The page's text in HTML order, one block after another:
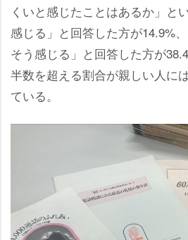
くいと感じたことはあるか」と
感じる」と回答した方が14.9%
そう感じる」と回答した方が
半数を超える割合が親しい人に
ている。